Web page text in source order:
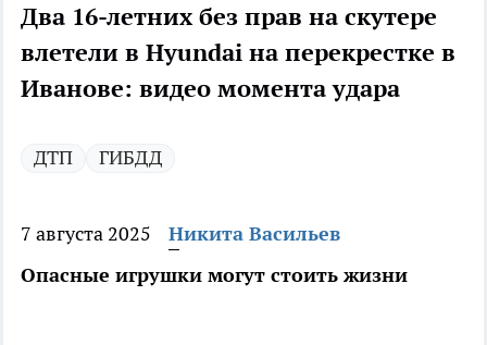
Два 16-летних без прав на скутере
влетели в Hyundai на перекрестке в
Иванове: видео момента удара
ДТП ГИБДД
7 августа 2025
Никита Васильев
Опасные игрушки могут стоить жизни